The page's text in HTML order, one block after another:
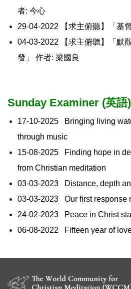
者: 今心
29-04-2022
【求主俯聽】「基
04-03-2022 【求主俯聽】「默
發」
作者: 梁國良
Sunday Examiner (英語)
17-10-2025 Bringing living
through music
15-08-2025 Finding hope in
from Christian meditation
03-03-2023 Distance, depth
03-03-2023 Our first response
24-02-2023 Peace in Christ
06-08-2022 Fifteen year of